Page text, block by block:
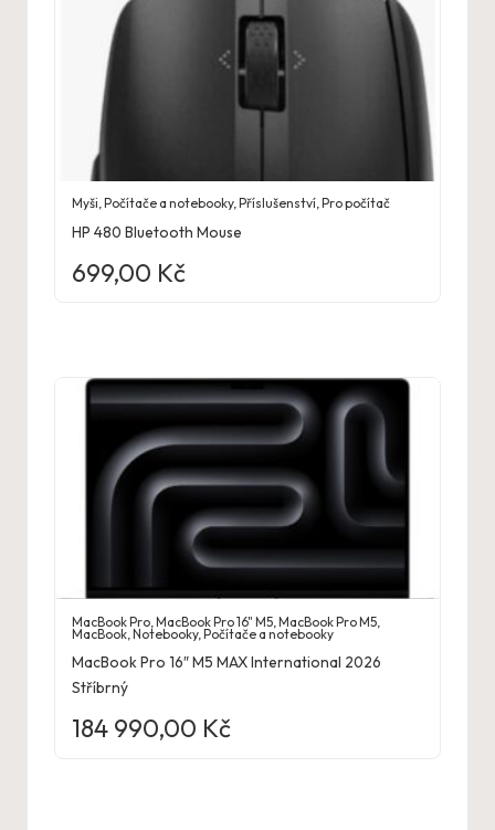
Myši,Počítače a notebooky,Příslušenství,Pro počítač
HP 480 Bluetooth Mouse
699,00 Kč
MacBook Pro ,MacBook Pro 16" M5 ,MacBook Pro M5
MacBook ,Notebooky,Počítače a notebooky
MacBook Pro 16″ M5 MAX International 2026
Stříbrný
184 990,00 Kč